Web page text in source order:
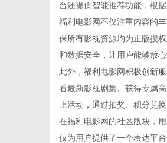
台还提供智能推荐功能，根
福利电影网不仅注重内容的
保所有影视资源均为正版授
和数据安全，让用户能够放心
此外，福利电影网积极创新
看最新影视剧集、获得专属
上活动，通过抽奖、积分兑
在福利电影网的社区版块，
仅为用户提供了一个表达平